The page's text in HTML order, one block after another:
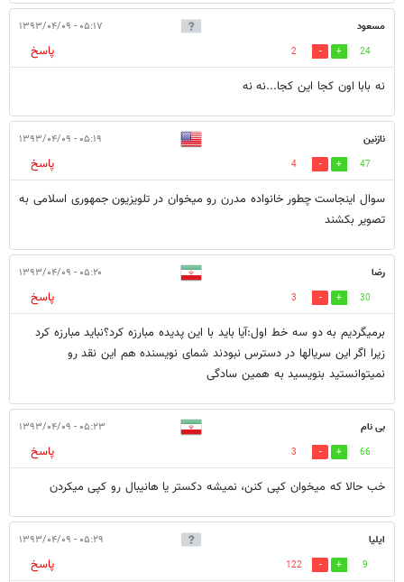
مسعود ۰۵:۱۷ - ۱۳۹۳/۰۴/۰۹
24
2
پاسخ
نه بابا اون کجا این کجا...نه نه
نازنین ۰۵:۱۹ - ۱۳۹۳/۰۴/۰۹
47
4
پاسخ
سوال اینجاست چطور خانواده مدرن رو میخوان در تلویزیون جمهوری اسلامی به
تصویر بکشند
رضا ۰۵:۲۰ - ۱۳۹۳/۰۴/۰۹
30
3
پاسخ
برمیگردیم به دو سه خط اول:آیا باید با این پدیده مبارزه کرد؟نباید مبارزه کرد
زیرا اگر این سریالها در دسترس نبودند شمای نویسنده هم این نقد رو
نمیتوانستید بنویسید به همین سادگی
بی نام ۰۵:۲۳ - ۱۳۹۳/۰۴/۰۹
66
3
پاسخ
خب حالا که میخوان کپی کنن، نمیشه دکستر یا هانیبال رو کپی میکردن
ایلیا ۰۵:۲۹ - ۱۳۹۳/۰۴/۰۹
9
122
پاسخ